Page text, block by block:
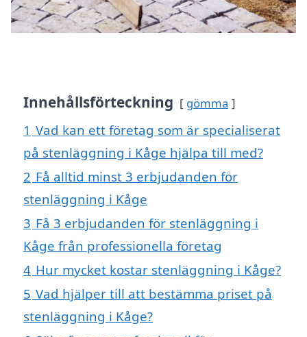
Innehållsförteckning gömma
1 Vad kan ett företag som är specialiserat
på stenläggning i Kåge hjälpa till med?
2 Få alltid minst 3 erbjudanden för
stenläggning i Kåge
3 Få 3 erbjudanden för stenläggning i
Kåge från professionella företag
4 Hur mycket kostar stenläggning i Kåge?
5 Vad hjälper till att bestämma priset på
stenläggning i Kåge?